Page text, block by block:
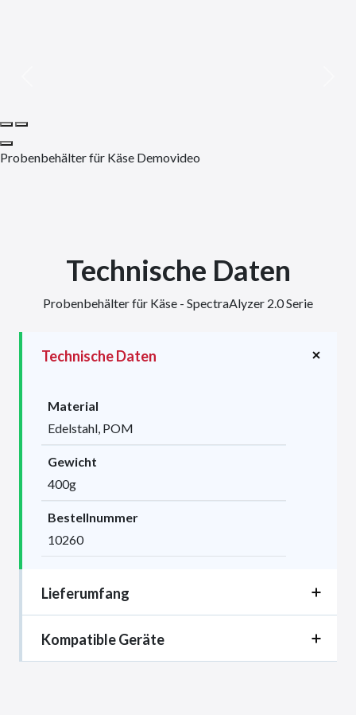
Probenbehälter für Käse Demovideo
Technische Daten
Probenbehälter für Käse - SpectraAlyzer 2.0 Serie
Technische Daten
Material
Edelstahl, POM
Gewicht
400g
Bestellnummer
10260
Lieferumfang
Kompatible Geräte